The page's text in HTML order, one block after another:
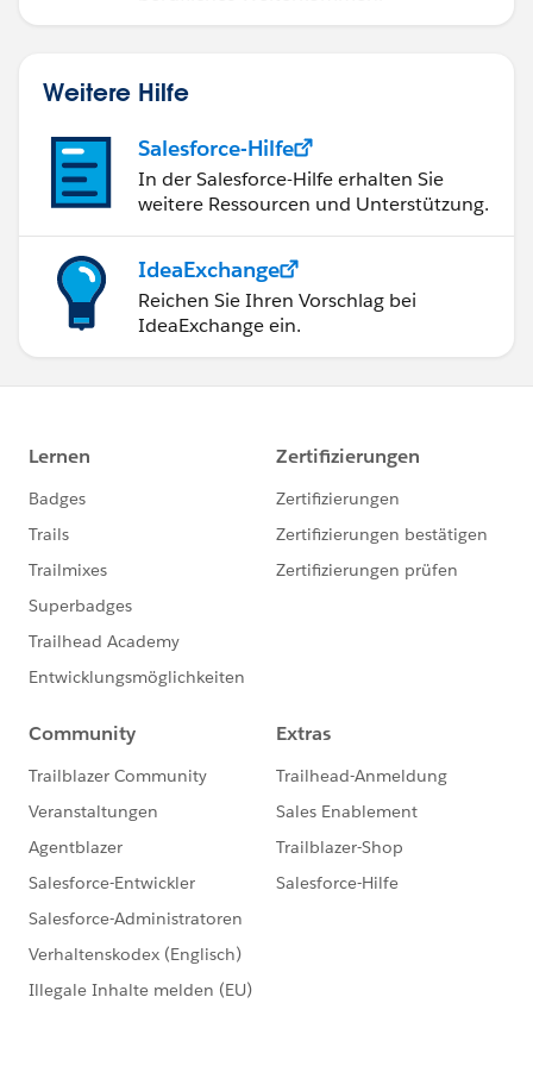
Weitere Hilfe
Salesforce-Hilfe
In der Salesforce-Hilfe erhalten Sie
weitere Ressourcen und Unterstützung.
IdeaExchange
Reichen Sie Ihren Vorschlag bei
IdeaExchange ein.